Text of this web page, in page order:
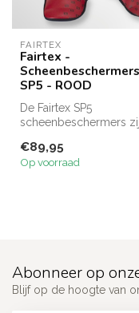
FAIRTEX
Fairtex -
SP5 - ROOD
De Fairtex SP5
scheenbeschermers
Syntek Leather en bie...
€89,95
Op voorraad
Abonneer op
Blijf op de hoogte van